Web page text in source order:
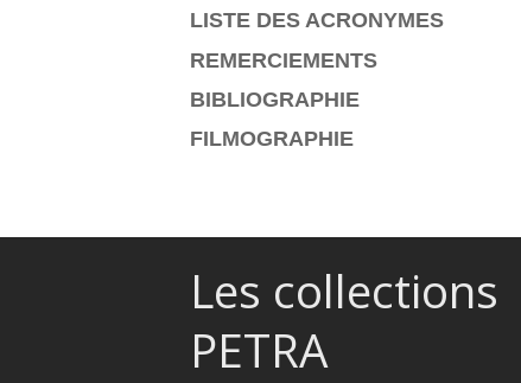
LISTE DES ACRONYMES
REMERCIEMENTS
BIBLIOGRAPHIE
FILMOGRAPHIE
Les collections
PETRA